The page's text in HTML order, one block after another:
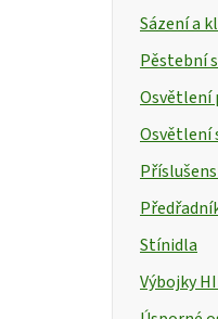
Sázení a
Pěstební
Osvětlení
Osvětlení
Stínidla
Výbojky